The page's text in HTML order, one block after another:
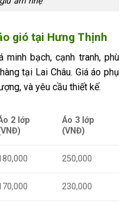
gió tại Hưng Thịnh
minh bạch, cạnh tranh, phù
tại Lai Châu. Giá áo phụ
và yêu cầu thiết kế.
2 lớp
Áo 3 lớp
(VNĐ)
250,000
230,000